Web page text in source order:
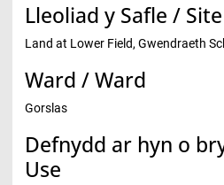
Lleoliad y Safle /
Land at Lower Field, Gwendraeth
Ward / Ward
Gorslas
Defnydd ar hyn o
Use